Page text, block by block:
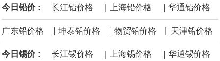
今日铅价 : 长江铅价格 | 上海铅价格 | 华通铅价格
广东铅价格 坤泰铅价格 物贸铅价格 天津铅价格
今日锡价 : 长江锡价格 | 上海锡价格 | 华通锡价格